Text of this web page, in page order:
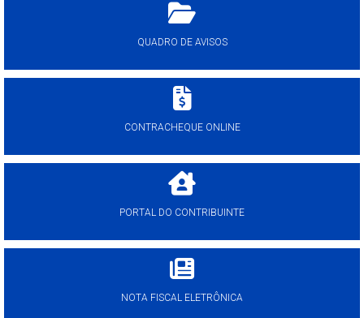
QUADRO DE AVISOS
CONTRACHEQUE ONLINE
PORTAL DO CONTRIBUINTE
NOTA FISCAL ELETRÔNICA